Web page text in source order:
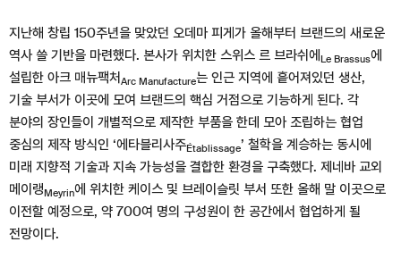
지난해 창립 150주년을 맞았던 오데마 피게가 올해부터 브랜드의 새로운
역사 쓸 기반을 마련했다. 본사가 위치한 스위스 르 브라쉬에Le Brassus에
설립한 아크 매뉴팩처Arc Manufacture는 인근 지역에 흩어져있던 생산,
기술 부서가 이곳에 모여 브랜드의 핵심 거점으로 기능하게 된다. 각
분야의 장인들이 개별적으로 제작한 부품을 한데 모아 조립하는 협업
중심의 제작 방식인 ‘에타블리사주Établissage’ 철학을 계승하는 동시에
미래 지향적 기술과 지속 가능성을 결합한 환경을 구축했다. 제네바 교외
메이랭Meyrin에 위치한 케이스 및 브레이슬릿 부서 또한 올해 말 이곳으로
이전할 예정으로, 약 700여 명의 구성원이 한 공간에서 협업하게 될
전망이다.